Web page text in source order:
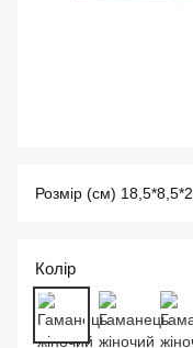
Розмір (см) 18,5*8,5*2
Колір